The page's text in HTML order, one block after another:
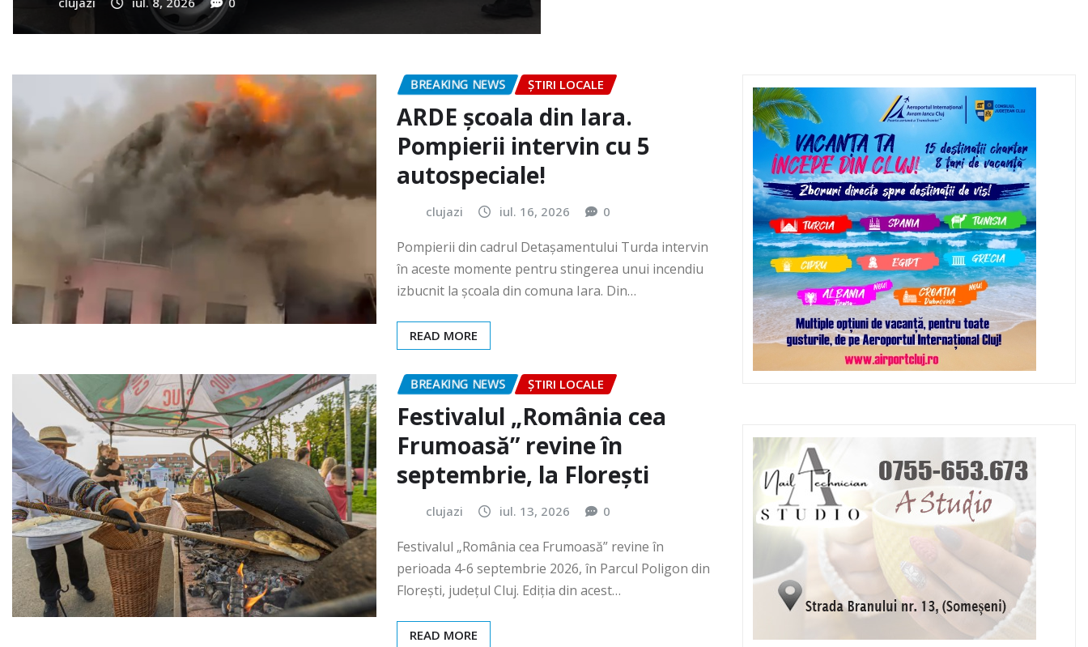
BREAKING NEWS ȘTIRI LOCALE
Pompierii intervin cu 5
autospeciale!
clujazi iul. 16, 2026 0
Pompierii din cadrul Detașamentului Turda intervin
în aceste momente pentru stingerea unui incendiu
izbucnit la școala din comuna Iara. Din…
READ MORE
BREAKING NEWS
Festivalul „România cea
Frumoasă” revine în
septembrie, la Florești
clujazi iul. 13, 2026 0
Festivalul „România cea Frumoasă” revine în
perioada 4-6 septembrie 2026, în Parcul Poligon din
Floreşti, județul Cluj. Ediția din acest…
READ MORE
BREAKING NEWS